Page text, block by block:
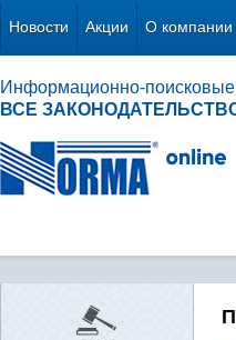
Новости Акции О компании
Информационно-
ВСЕ